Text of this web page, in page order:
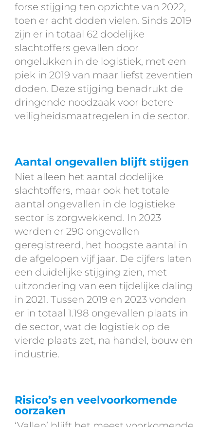
forse stijging ten opzichte van 2022,
toen er acht doden vielen. Sinds 2019
zijn er in totaal 62 dodelijke
slachtoffers gevallen door
ongelukken in de logistiek, met een
piek in 2019 van maar liefst zeventien
doden. Deze stijging benadrukt de
dringende noodzaak voor betere
veiligheidsmaatregelen in de sector.
Aantal ongevallen blijft stijgen
Niet alleen het aantal dodelijke
slachtoffers, maar ook het totale
aantal ongevallen in de logistieke
sector is zorgwekkend. In 2023
werden er 290 ongevallen
geregistreerd, het hoogste aantal in
de afgelopen vijf jaar. De cijfers laten
een duidelijke stijging zien, met
uitzondering van een tijdelijke daling
in 2021. Tussen 2019 en 2023 vonden
er in totaal 1.198 ongevallen plaats in
de sector, wat de logistiek op de
vierde plaats zet, na handel, bouw en
industrie.
Risico’s en veelvoorkomende
oorzaken